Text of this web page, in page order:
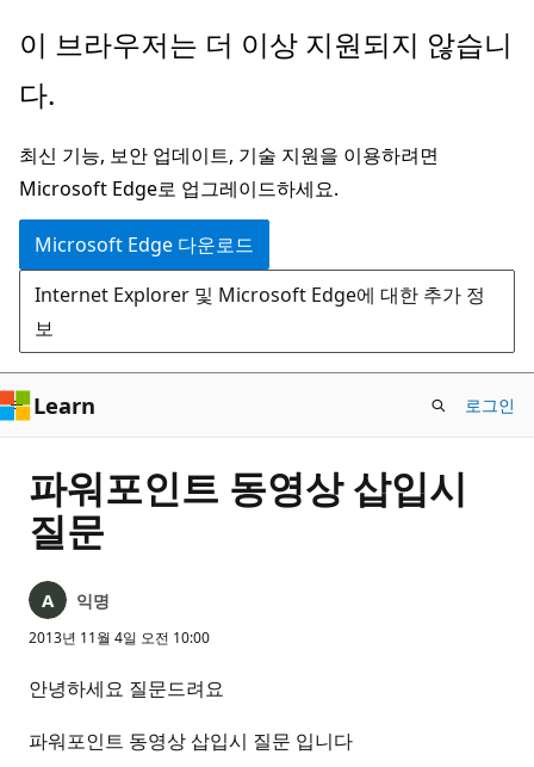
주
콘
츠
로
건
너
뛰
기
이 브라우저는 더 이상 지원되지 않습니
다.
최신 기능, 보안 업데이트, 기술 지원을 이용하려면
Microsoft Edge로 업그레이드하세요.
Microsoft Edge 다운로드
Internet Explorer 및 Microsoft Edge에 대한 추가 정
보
Learn 로그인
파워포인트 동영상 삽입시
질문
익명
2013년 11월 4일 오전 10:00
안녕하세요 질문드려요
파워포인트 동영상 삽입시 질문 입니다